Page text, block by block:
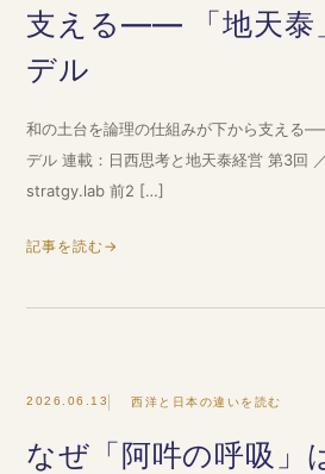
支える―― 「地天泰
デル
和の土台を論理の仕組みが下から支える
デル 連載：日西思考と地天泰経営 第3回
stratgy.lab 前2 […]
記事を読む→
2026.06.13 西洋と日本の違いを読む
なぜ「阿吽の呼吸」